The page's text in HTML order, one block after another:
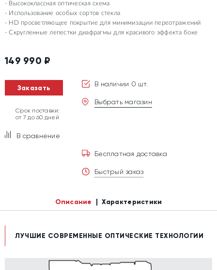
Высококлассная оптическая схема
Использование особых сортов стекла
HD просветляющее покрытие для минимизации переотражений
Скругленные лепестки диафрагмы для красивого эффекта боке
149 990 ₽
Заказать
Срок поставки:
от 7 до 60 дней
В сравнение
В наличии 0 шт.
Выбрать магазин
Бесплатная доставка
Быстрый заказ
Описание Характеристики
ЛУЧШИЕ СОВРЕМЕННЫЕ ОПТИЧЕСКИЕ ТЕХНОЛОГИИ